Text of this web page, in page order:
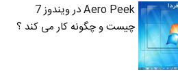
Aero Peek در ویندوز 7
چیست و چگونه کار می کند ؟